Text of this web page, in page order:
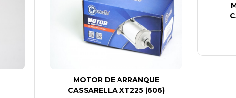
MOTOR DE ARRANQUE
CASSARELLA XT225 (606)